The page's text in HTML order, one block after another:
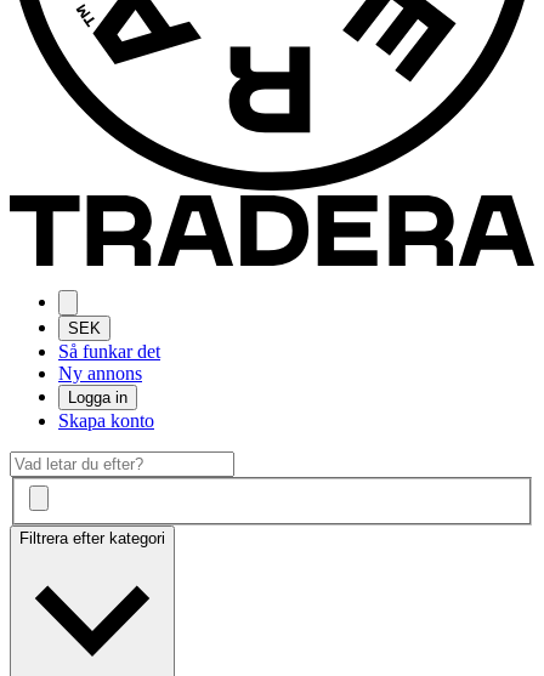
SEK
Så funkar det
Ny annons
Logga in
Skapa konto
Filtrera efter kategori